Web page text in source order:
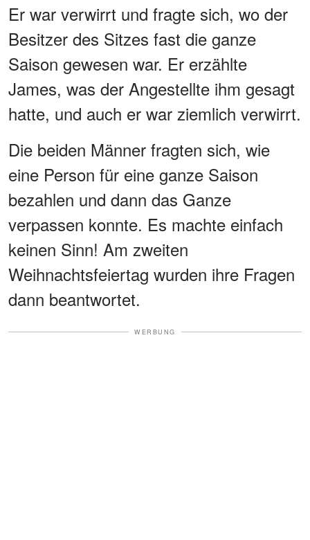
Er war verwirrt und fragte sich, wo der
Besitzer des Sitzes fast die ganze
Saison gewesen war. Er erzählte
James, was der Angestellte ihm gesagt
hatte, und auch er war ziemlich verwirrt.
Die beiden Männer fragten sich, wie
eine Person für eine ganze Saison
bezahlen und dann das Ganze
verpassen konnte. Es machte einfach
keinen Sinn! Am zweiten
Weihnachtsfeiertag wurden ihre Fragen
dann beantwortet.
WERBUNG